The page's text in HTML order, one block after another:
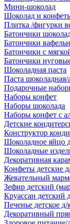
Мини-шоколад
Шоколад и
Плитка /фигурки
Батончики
Батончики
Батончики с
Батончики
Шоколадная паста
Паста шоколадная/
Подарочные
Наборы конфет
Наборы шоколада
Наборы конфет с
Детские
Конструктор
Шоколадное яйцо
Шоколадные
Декоративная
Конфеты детские
Жевательный
Зефир детский
Круассан детский
Печенье детское д/
Декоративный